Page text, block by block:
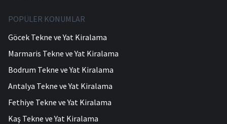
POPÜLER KONUMLAR
Göcek Tekne ve Yat Kiralama
Marmaris Tekne ve Yat Kiralama
Bodrum Tekne ve Yat Kiralama
Antalya Tekne ve Yat Kiralama
Fethiye Tekne ve Yat Kiralama
Kaş Tekne ve Yat Kiralama